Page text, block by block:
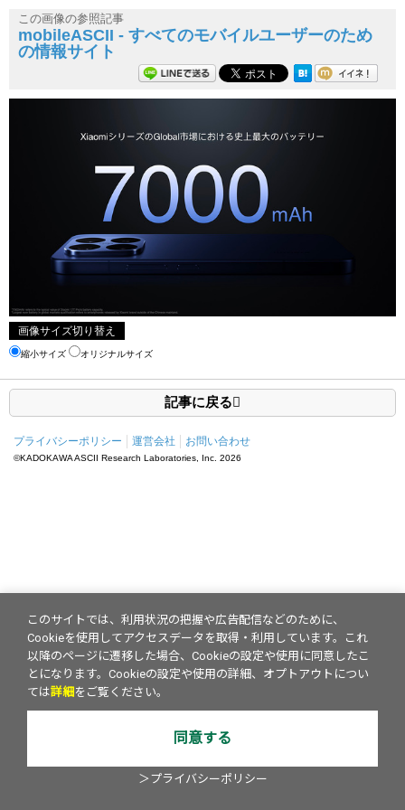
この画像の参照記事
mobileASCII - すべてのモバイルユーザーのため
の情報サイト
画像サイズ切り替え
縮小サイズ オリジナルサイズ
記事に戻る
プライバシーポリシー 運営会社 お問い合わせ
©KADOKAWA ASCII Research Laboratories, Inc. 2026
このサイトでは、利用状況の把握や広告配信などのために、
Cookieを使用してアクセスデータを取得・利用しています。これ
以降のページに遷移した場合、Cookieの設定や使用に同意したこ
とになります。Cookieの設定や使用の詳細、オプトアウトについ
ては詳細 をご覧ください。
同意する
＞プライバシーポリシー